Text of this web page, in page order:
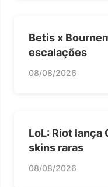
Betis x
escalações
08/08/2026
LoL: Riot lança
skins raras
08/08/2026